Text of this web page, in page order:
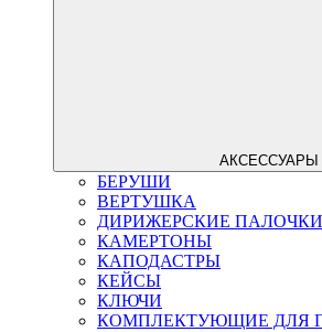
АКСЕССУАРЫ
БЕРУШИ
ВЕРТУШКА
ДИРИЖЕРСКИЕ ПАЛОЧКИ
КАМЕРТОНЫ
КАПОДАСТРЫ
КЕЙСЫ
КЛЮЧИ
КОМПЛЕКТУЮЩИЕ ДЛЯ